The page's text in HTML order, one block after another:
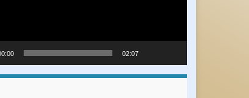
02:07